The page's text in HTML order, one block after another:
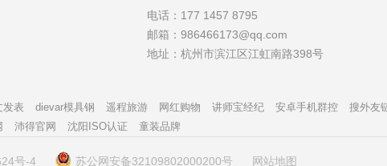
电话： 177 1457 8795
邮箱： 986466173@qq.com
地址： 杭州市滨江区江虹南路398号
发表 dievar模具钢 遥程旅游 网红购物 讲师宝经纪 安卓手机群控
搜外友
沛得官网 沈阳ISO认证 童装品牌
号-4 苏公网安备32109802000200号 网站地图